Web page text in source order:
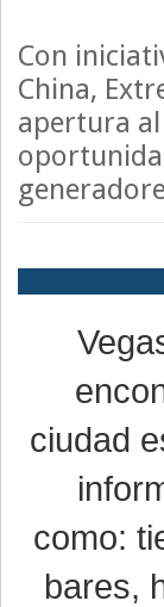
Con
China,
apertura
ciudad
como:
bares,